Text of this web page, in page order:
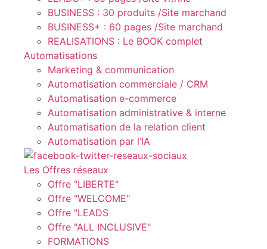
BUSINESS : 30 produits /Site marchand
BUSINESS+ : 60 pages /Site marchand
REALISATIONS : Le BOOK complet
Automatisations
Marketing & communication
Automatisation commerciale / CRM
Automatisation e-commerce
Automatisation administrative & interne
Automatisation de la relation client
Automatisation par l’IA
Les Offres réseaux
Offre "LIBERTE"
Offre "WELCOME"
Offre "LEADS
Offre "ALL INCLUSIVE"
FORMATIONS